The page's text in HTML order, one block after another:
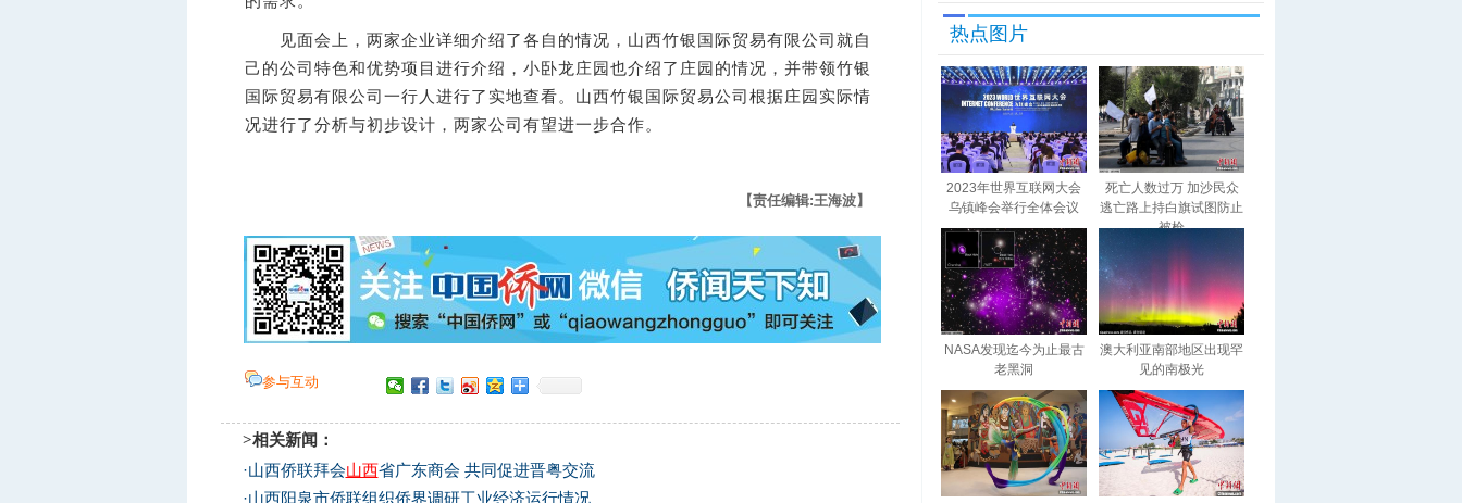
见面会上，两家企业详细介绍了各自的情况，山西竹银国际贸易有限公司就自
己的公司特色和优势项目进行介绍，小卧龙庄园也介绍了庄园的情况，并带领竹银
国际贸易有限公司一行人进行了实地查看。山西竹银国际贸易公司根据庄园实际情
况进行了分析与初步设计，两家公司有望进一步合作。
【责任编辑:王海波】
参与互动
>相关新闻：
·山西侨联拜会山西省广东商会 共同促进晋粤交流
·山西阳泉市侨联组织侨界调研工业经济运行情况
热点图片
2023年世界互联网大会
乌镇峰会举行全体会议
死亡人数过万 加沙民众
逃亡路上持白旗试图防止
被枪
NASA发现迄今为止最古
老黑洞
澳大利亚南部地区出现罕
见的南极光